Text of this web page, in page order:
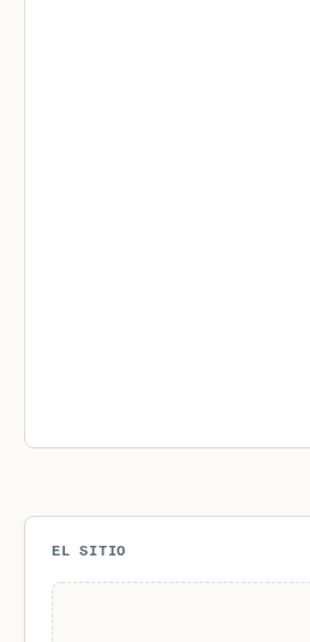
EL SITIO